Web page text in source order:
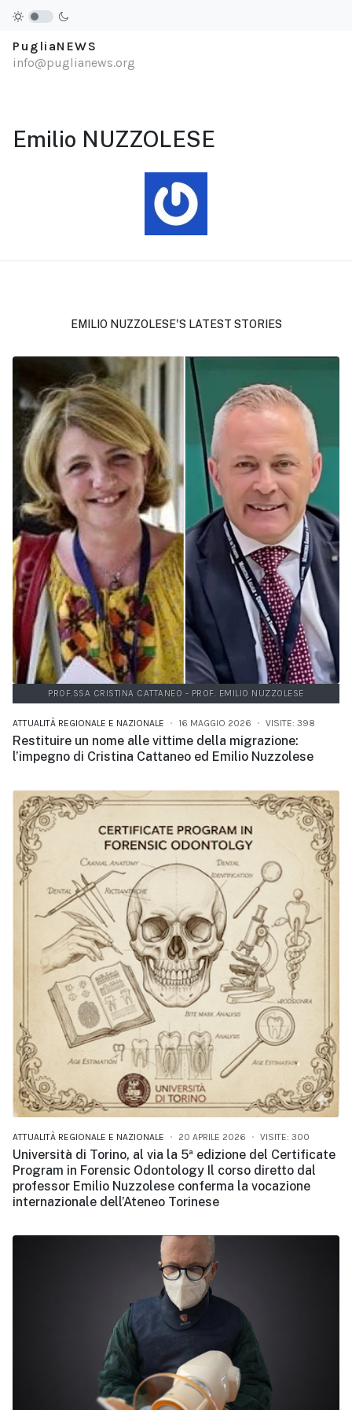
PugliaNEWS
info@puglianews.org
Emilio NUZZOLESE
EMILIO NUZZOLESE'S LATEST STORIES
PROF.SSA CRISTINA CATTANEO - PROF. EMILIO NUZZOLESE
ATTUALITÀ REGIONALE E NAZIONALE 16 MAGGIO 2026 VISITE: 398
Restituire un nome alle vittime della migrazione:
l’impegno di Cristina Cattaneo ed Emilio Nuzzolese
ATTUALITÀ REGIONALE E NAZIONALE 20 APRILE 2026 VISITE: 300
Università di Torino, al via la 5ª edizione del Certificate
Program in Forensic Odontology Il corso diretto dal
professor Emilio Nuzzolese conferma la vocazione
internazionale dell’Ateneo Torinese